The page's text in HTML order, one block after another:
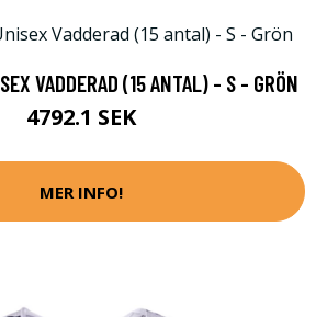
VADDERAD (15 ANTAL) - S - GRÖN
4792.1 SEK
MER INFO!